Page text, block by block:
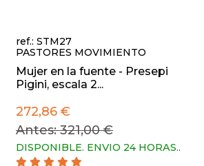
ref.: STM27
PASTORES MOVIMIENTO
Mujer en la fuente - Presepi
Pigini, escala 2...
272,86 €
Antes: 321,00 €
DISPONIBLE. ENVIO 24 HORAS..